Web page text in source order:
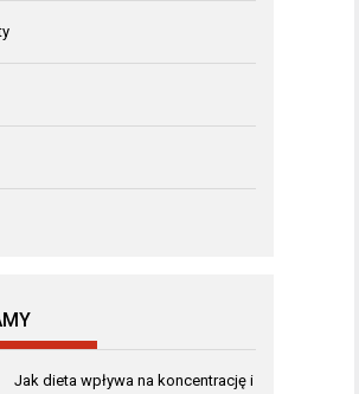
Jak dieta wpływa na koncentrację i